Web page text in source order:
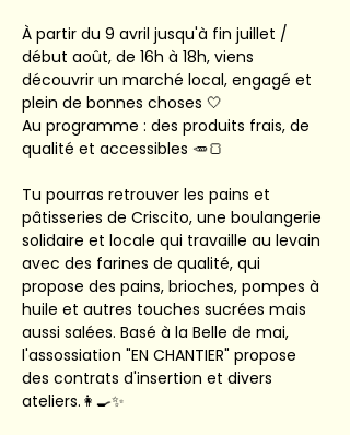
À partir du 9 avril jusqu'à fin juillet /
début août, de 16h à 18h, viens
découvrir un marché local, engagé et
plein de bonnes choses 🤍
Au programme : des produits frais, de
qualité et accessibles 🥕🍞
Tu pourras retrouver les pains et
pâtisseries de Criscito, une boulangerie
solidaire et locale qui travaille au levain
avec des farines de qualité, qui
propose des pains, brioches, pompes à
huile et autres touches sucrées mais
aussi salées. Basé à la Belle de mai,
l'assossiation "EN CHANTIER" propose
des contrats d'insertion et divers
ateliers.👩‍🍳✨